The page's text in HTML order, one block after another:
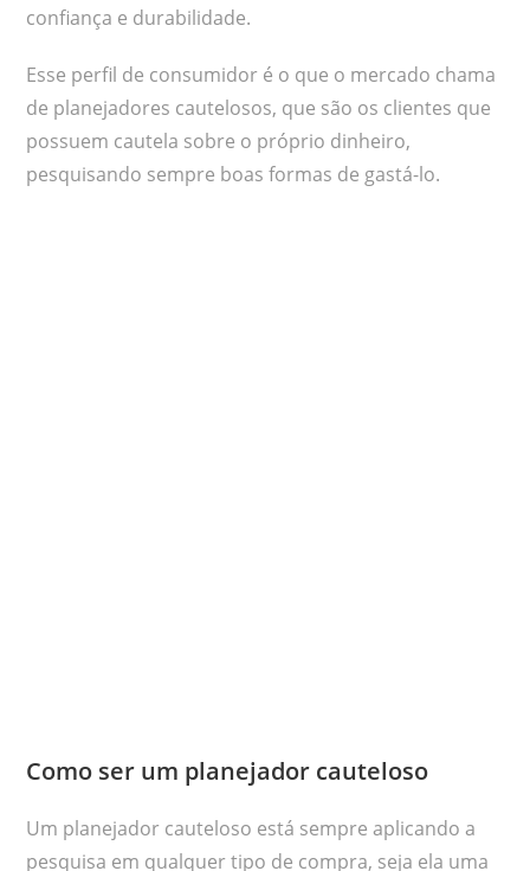
confiança e durabilidade.
Esse perfil de consumidor é o que o mercado chama
de planejadores cautelosos, que são os clientes que
possuem cautela sobre o próprio dinheiro,
pesquisando sempre boas formas de gastá-lo.
Como ser um planejador cauteloso
Um planejador cauteloso está sempre aplicando a
pesquisa em qualquer tipo de compra, seja ela uma